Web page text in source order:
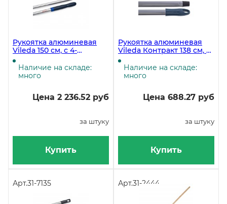
Рукоятка алюминевая
Vileda 150 см, с 4-
цветной кодировкой
Наличие на складе:
много
Цена 2 236.52 руб
за штуку
Купить
Рукоятка алюминевая
Vileda Контракт 138 см, с
резьбой
Наличие на складе:
много
Цена 688.27 руб
за штуку
Купить
Арт.31-7135 Арт.31-2444